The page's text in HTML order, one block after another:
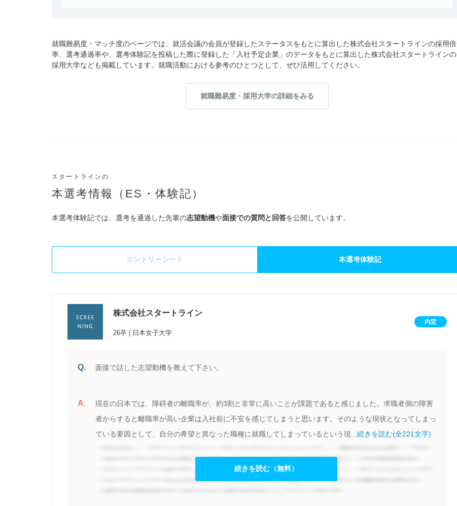
就職難易度・マッチ度のページでは、就活会議の会員が登録したステータスをもとに算出した株式会社スタートラインの採用倍
率、選考通過率や、選考体験記を投稿した際に登録した「入社予定企業」のデータをもとに算出した株式会社スタートラインの
採用大学なども掲載しています。就職活動における参考のひとつとして、ぜひ活用してください。
就職難易度・採用大学の詳細をみる
スタートラインの
本選考情報（ES・体験記）
本選考体験記では、選考を通過した先輩の志望動機や面接での質問と回答を公開しています。
エントリーシート 本選考体験記
株式会社スタートライン
26卒 | 日本女子大学
内定
Q. 面接で話した志望動機を教えて下さい。
A.
現在の日本では、障碍者の離職率が、約3割と非常に高いことが課題であると感じました。求職者側の障害
者からすると離職率が高い企業は入社前に不安を感じてしまうと思います。そのような現状となってしまっ
ている要因として、自分の希望と異なった職種に就職してしまっているという現... 続きを読む(全221文字)
続きを読む（無料）